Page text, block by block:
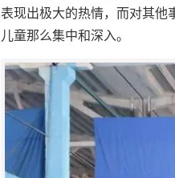
表现出极大的热情，而对其他
儿童那么集中和深入。